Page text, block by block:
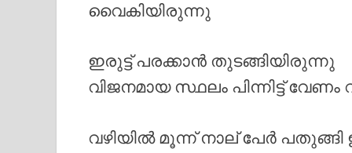
വൈകിയിരുന്നു
ഇരുട്ട് പരക്കാൻ തുടങ്ങിയിരുന്നു
വിജനമായ സ്ഥലം പിന്നിട്ട് വേണം
വഴിയിൽ മൂന്ന് നാല് പേർ